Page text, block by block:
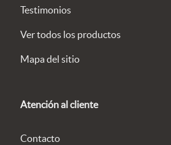
Testimonios
Ver todos los productos
Mapa del sitio
Atención al cliente
Contacto